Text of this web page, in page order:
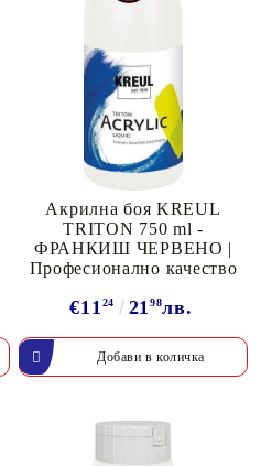
Акрилна боя KREUL
TRITON 750 ml -
ФРАНКИШ ЧЕРВЕНО |
Професионално качество
€1124 2198лв.